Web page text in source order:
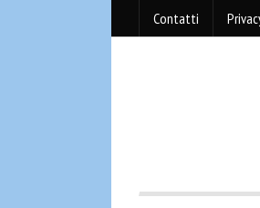
Contatti